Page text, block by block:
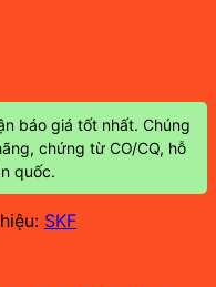
báo giá tốt nhất. Chúng
chứng từ CO/CQ, hỗ
quốc.
SKF